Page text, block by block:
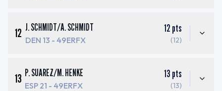
12 J. SCHMIDT/A. SCHMIDT
DEN 13 - 49ERFX
12 pts
(12)
13 P. SUAREZ/M. HENKE
ESP 21 - 49ERFX
13 pts
(13)